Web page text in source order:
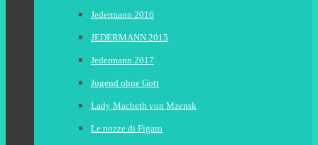
Jedermann 2016
JEDERMANN 2015
Jedermann 2017
Jugend ohne Gott
Lady Macbeth von Mzensk
Le nozze di Figaro